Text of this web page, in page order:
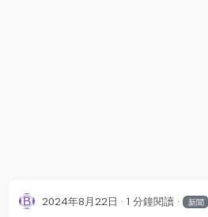
2024年8月22日 1 分鐘閱讀 新聞